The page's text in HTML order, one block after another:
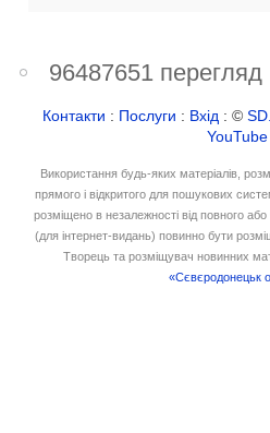
96487651 перегляд
Контакти : Послуги : Вхід : ©
YouTube
Використання будь-яких матеріалів,
прямого і відкритого для пошукових
розміщено в незалежності від повного
(для інтернет-видань) повинно бути
Творець та розміщувач новинних
«Сєвєродонецьк